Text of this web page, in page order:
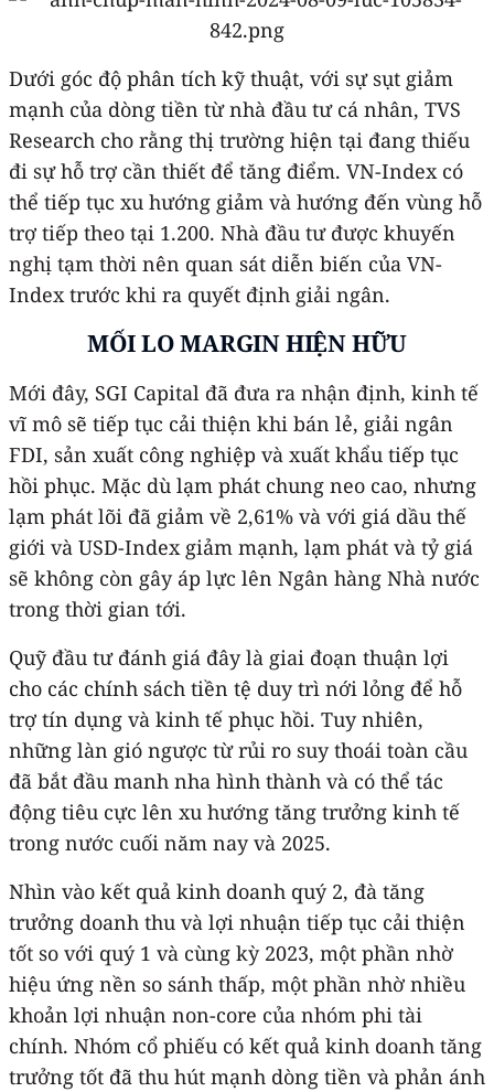
Dưới góc độ phân tích kỹ thuật, với sự sụt giảm
mạnh của dòng tiền từ nhà đầu tư cá nhân, TVS
Research cho rằng thị trường hiện tại đang thiếu
đi sự hỗ trợ cần thiết để tăng điểm. VN-Index có
thể tiếp tục xu hướng giảm và hướng đến vùng hỗ
trợ tiếp theo tại 1.200. Nhà đầu tư được khuyến
nghị tạm thời nên quan sát diễn biến của VN-
Index trước khi ra quyết định giải ngân.
MỐI LO MARGIN HIỆN HỮU
Mới đây, SGI Capital đã đưa ra nhận định, kinh tế
vĩ mô sẽ tiếp tục cải thiện khi bán lẻ, giải ngân
FDI, sản xuất công nghiệp và xuất khẩu tiếp tục
hồi phục. Mặc dù lạm phát chung neo cao, nhưng
lạm phát lõi đã giảm về 2,61% và với giá dầu thế
giới và USD-Index giảm mạnh, lạm phát và tỷ giá
sẽ không còn gây áp lực lên Ngân hàng Nhà nước
trong thời gian tới.
Quỹ đầu tư đánh giá đây là giai đoạn thuận lợi
cho các chính sách tiền tệ duy trì nới lỏng để hỗ
trợ tín dụng và kinh tế phục hồi. Tuy nhiên,
những làn gió ngược từ rủi ro suy thoái toàn cầu
đã bắt đầu manh nha hình thành và có thể tác
động tiêu cực lên xu hướng tăng trưởng kinh tế
trong nước cuối năm nay và 2025.
Nhìn vào kết quả kinh doanh quý 2, đà tăng
trưởng doanh thu và lợi nhuận tiếp tục cải thiện
tốt so với quý 1 và cùng kỳ 2023, một phần nhờ
hiệu ứng nền so sánh thấp, một phần nhờ nhiều
khoản lợi nhuận non-core của nhóm phi tài
chính. Nhóm cổ phiếu có kết quả kinh doanh tăng
trưởng tốt đã thu hút mạnh dòng tiền và phản ánh